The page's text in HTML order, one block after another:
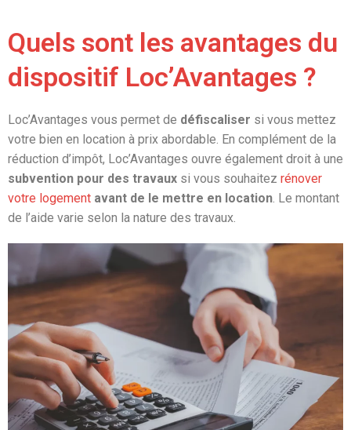
Quels sont les avantages du
dispositif Loc’Avantages ?
Loc’Avantages vous permet de défiscaliser si vous mettez
votre bien en location à prix abordable. En complément de la
réduction d’impôt, Loc’Avantages ouvre également droit à une
subvention pour des travaux si vous souhaitez rénover
votre logement avant de le mettre en location. Le montant
de l’aide varie selon la nature des travaux.